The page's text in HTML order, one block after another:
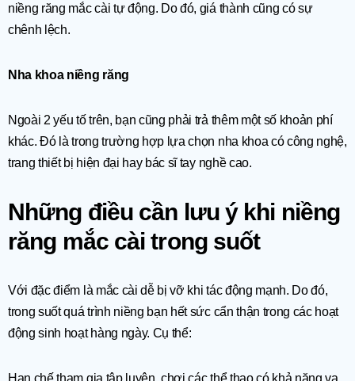
niềng răng mắc cài tự động. Do đó, giá thành cũng có sự
chênh lệch.
Nha khoa niềng răng
Ngoài 2 yếu tố trên, bạn cũng phải trả thêm một số khoản phí
khác. Đó là trong trường hợp lựa chọn nha khoa có công nghệ,
trang thiết bị hiện đại hay bác sĩ tay nghề cao.
Những điều cần lưu ý khi niềng
răng mắc cài trong suốt
Với đặc điểm là mắc cài dễ bị vỡ khi tác động mạnh. Do đó,
trong suốt quá trình niềng bạn hết sức cẩn thận trong các hoạt
động sinh hoạt hàng ngày. Cụ thể:
Hạn chế tham gia tập luyện, chơi các thể thao có khả năng va